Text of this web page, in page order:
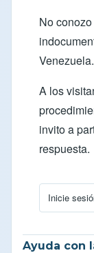
No
Venezuela.
A los
invito a
respuesta.
Inicie
En
Ayuda con